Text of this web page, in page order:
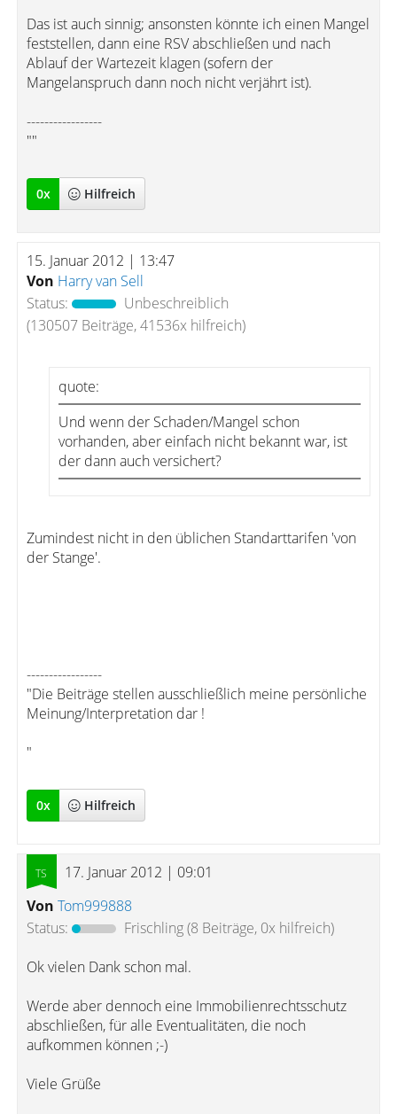
Das ist auch sinnig; ansonsten könnte ich einen Mangel
feststellen, dann eine RSV abschließen und nach
Ablauf der Wartezeit klagen (sofern der
Mangelanspruch dann noch nicht verjährt ist).
-----------------
""
0x Hilfreich
15. Januar 2012 | 13:47
Von Harry van Sell
Status:
Unbeschreiblich
(130507 Beiträge, 41536x hilfreich)
quote:
Und wenn der Schaden/Mangel schon
vorhanden, aber einfach nicht bekannt war, ist
der dann auch versichert?
Zumindest nicht in den üblichen Standarttarifen 'von
der Stange'.
-----------------
"Die Beiträge stellen ausschließlich meine persönliche
Meinung/Interpretation dar !
"
0x Hilfreich
17. Januar 2012 | 09:01
Von Tom999888
Status:
Frischling(8 Beiträge, 0x hilfreich)
Ok vielen Dank schon mal.
Werde aber dennoch eine Immobilienrechtsschutz
abschließen, für alle Eventualitäten, die noch
aufkommen können ;-)
Viele Grüße